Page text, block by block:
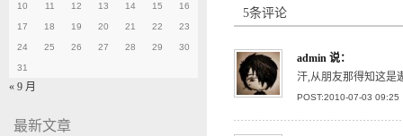
5条评论
admin 说：
汗,从朋友那得知这是
POST:2010-07-03 09:25
10 11 12 13 14 15 16
17 18 19 20 21 22 23
24 25 26 27 28 29 30
31
« 9 月
最新文章